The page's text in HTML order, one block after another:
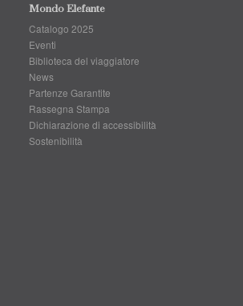
Mondo Elefante
Catalogo 2025
Eventi
Biblioteca del viaggiatore
News
Partenze Garantite
Rassegna Stampa
Dichiarazione di accessibilità
Sostenibilità